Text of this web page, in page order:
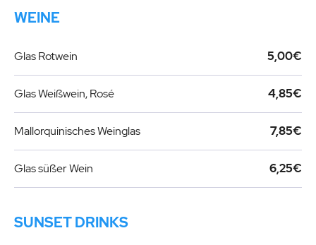
WEINE
Glas Rotwein 5,00€
Glas Weißwein, Rosé 4,85€
Mallorquinisches Weinglas 7,85€
Glas süßer Wein 6,25€
SUNSET DRINKS